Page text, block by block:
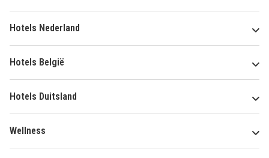
Hotels Nederland
Hotels België
Hotels Duitsland
Wellness